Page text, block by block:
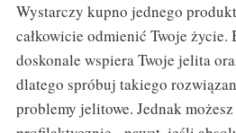
Wystarczy kupno jednego
całkowicie odmienić Twoje życie.
doskonale wspiera Twoje jelita
dlatego spróbuj takiego
problemy jelitowe. Jednak